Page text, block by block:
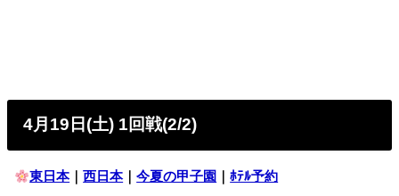
4月19日(土) 1回戦(2/2)
東日本｜西日本｜今夏の甲子園 ｜ﾎﾃﾙ予約